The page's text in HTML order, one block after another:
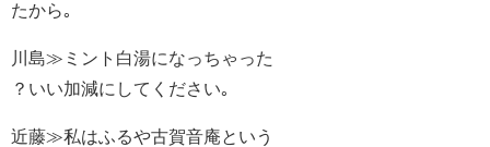
たから｡
川島≫ミント白湯になっちゃった
？いい加減にしてください｡
近藤≫私はふるや古賀音庵という